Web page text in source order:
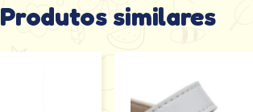
Produtos similares